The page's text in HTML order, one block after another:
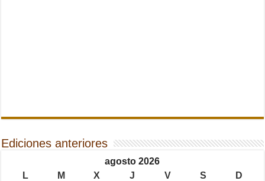
Ediciones anteriores
agosto 2026
L
M X J V S
D